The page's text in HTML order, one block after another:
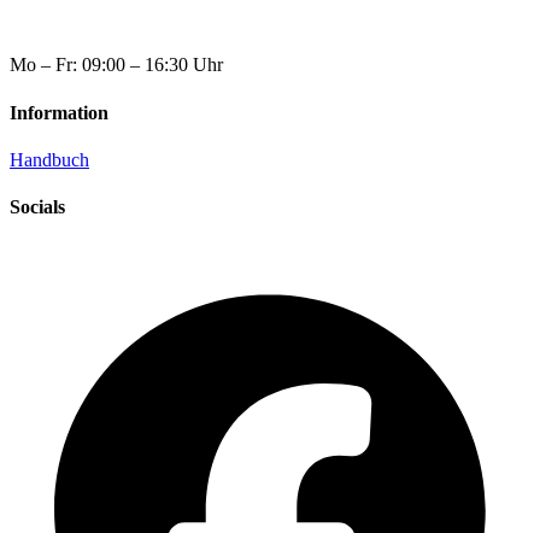
Mo – Fr: 09:00 – 16:30 Uhr
Information
Handbuch
Socials